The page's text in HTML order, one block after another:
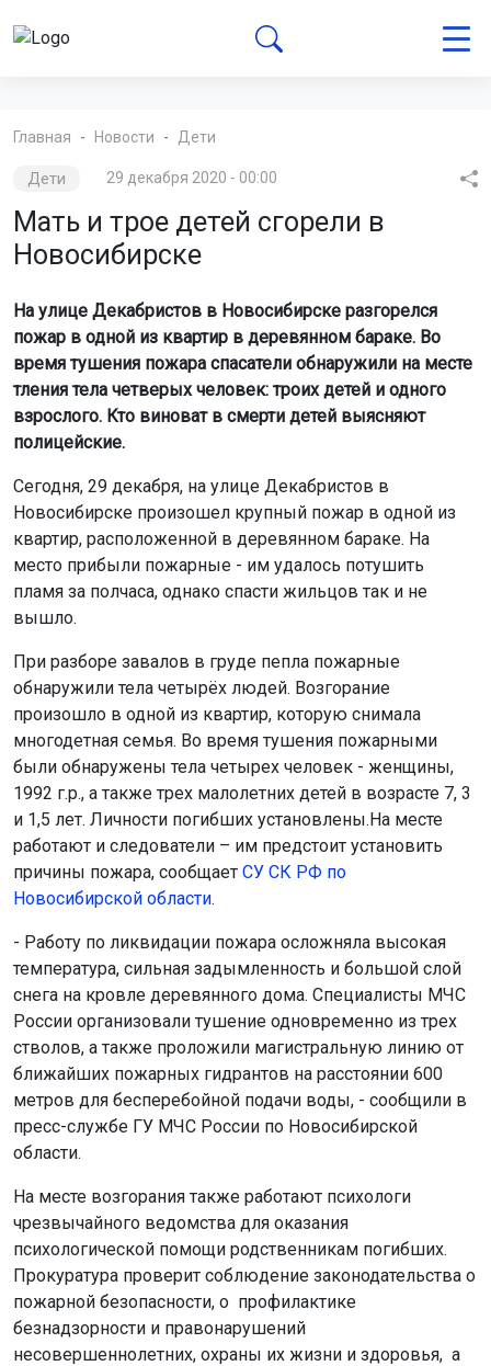
Главная Новости Дети
Дети 29 декабря 2020 - 00:00
Мать и трое детей сгорели в
Новосибирске
На улице Декабристов в Новосибирске разгорелся
пожар в одной из квартир в деревянном бараке. Во
время тушения пожара спасатели обнаружили на месте
тления тела четверых человек: троих детей и одного
взрослого. Кто виноват в смерти детей выясняют
полицейские.
Сегодня, 29 декабря, на улице Декабристов в
Новосибирске произошел крупный пожар в одной из
квартир, расположенной в деревянном бараке. На
место прибыли пожарные - им удалось потушить
пламя за полчаса, однако спасти жильцов так и не
вышло.
При разборе завалов в груде пепла пожарные
обнаружили тела четырёх людей. Возгорание
произошло в одной из квартир, которую снимала
многодетная семья. Во время тушения пожарными
были обнаружены тела четырех человек - женщины,
1992 г.р., а также трех малолетних детей в возрасте 7, 3
и 1,5 лет. Личности погибших установлены.На месте
работают и следователи – им предстоит установить
причины пожара, сообщает СУ СК РФ по
Новосибирской области.
- Работу по ликвидации пожара осложняла высокая
температура, сильная задымленность и большой слой
снега на кровле деревянного дома. Специалисты МЧС
России организовали тушение одновременно из трех
стволов, а также проложили магистральную линию от
ближайших пожарных гидрантов на расстоянии 600
метров для бесперебойной подачи воды, - сообщили в
пресс-службе ГУ МЧС России по Новосибирской
области.
На месте возгорания также работают психологи
чрезвычайного ведомства для оказания
психологической помощи родственникам погибших.
Прокуратура проверит соблюдение законодательства о
пожарной безопасности, о профилактике
безнадзорности и правонарушений
несовершеннолетних, охраны их жизни и здоровья, а